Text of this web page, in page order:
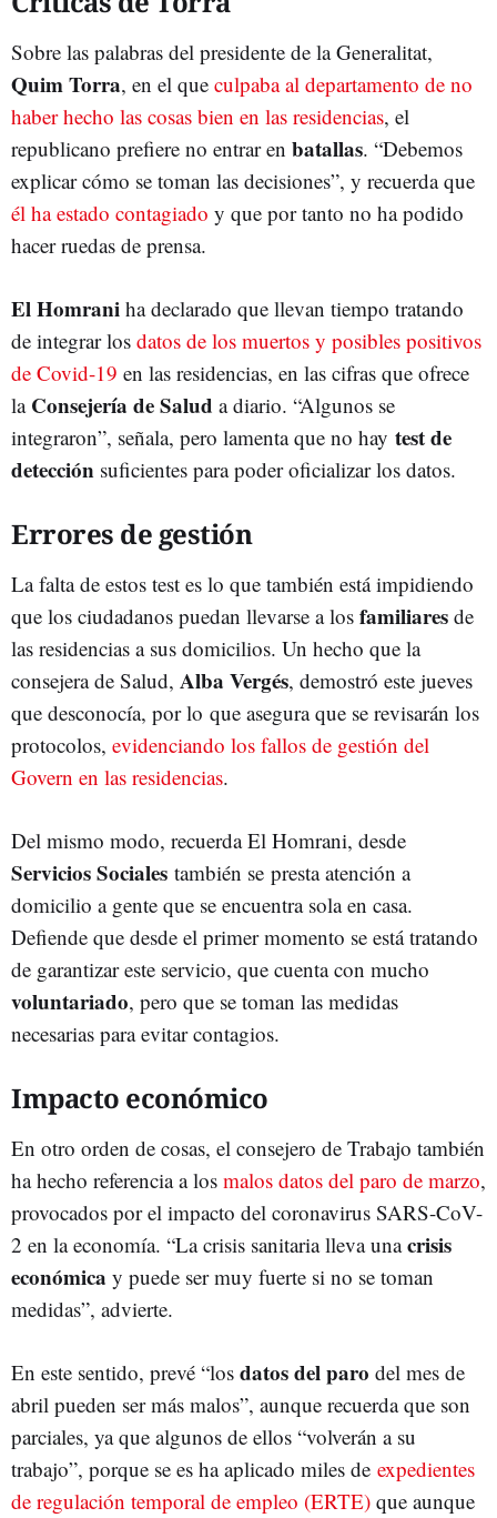
Sobre las palabras del presidente de la Generalitat,
Quim Torra, en el que culpaba al departamento de no
haber hecho las cosas bien en las residencias, el
republicano prefiere no entrar en batallas. “Debemos
explicar cómo se toman las decisiones”, y recuerda que
él ha estado contagiado y que por tanto no ha podido
hacer ruedas de prensa.
El Homrani ha declarado que llevan tiempo tratando
de integrar los datos de los muertos y posibles positivos
de Covid-19 en las residencias, en las cifras que ofrece
la Consejería de Salud a diario. “Algunos se
integraron”, señala, pero lamenta que no hay test de
detección suficientes para poder oficializar los datos.
Errores de gestión
La falta de estos test es lo que también está impidiendo
que los ciudadanos puedan llevarse a los familiares de
las residencias a sus domicilios. Un hecho que la
consejera de Salud, Alba Vergés, demostró este jueves
que desconocía, por lo que asegura que se revisarán los
protocolos, evidenciando los fallos de gestión del
Govern en las residencias.
Del mismo modo, recuerda El Homrani, desde
Servicios Sociales también se presta atención a
domicilio a gente que se encuentra sola en casa.
Defiende que desde el primer momento se está tratando
de garantizar este servicio, que cuenta con mucho
voluntariado, pero que se toman las medidas
necesarias para evitar contagios.
Impacto económico
En otro orden de cosas, el consejero de Trabajo también
ha hecho referencia a los malos datos del paro de marzo,
provocados por el impacto del coronavirus SARS-CoV-
2 en la economía. “La crisis sanitaria lleva unacrisis
económica y puede ser muy fuerte si no se toman
medidas”, advierte.
En este sentido, prevé “los datos del paro del mes de
abril pueden ser más malos”, aunque recuerda que son
parciales, ya que algunos de ellos “volverán a su
trabajo”, porque se es ha aplicado miles de expedientes
de regulación temporal de empleo (ERTE) que aunque